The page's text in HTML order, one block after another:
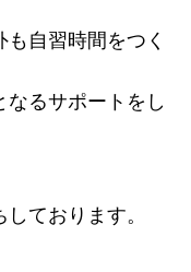
自習時間をつく
るサポートをし
ております。